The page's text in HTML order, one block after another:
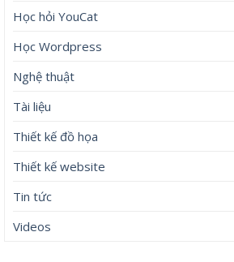
Học hỏi YouCat
Học Wordpress
Nghệ thuật
Tài liệu
Thiết kế đồ họa
Thiết kế website
Tin tức
Videos